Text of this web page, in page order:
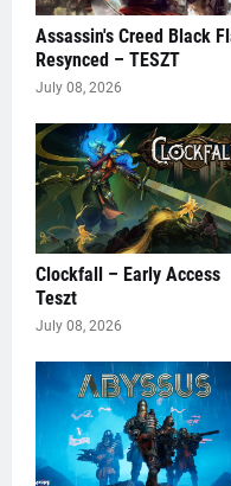
Assassin's Creed Black
Resynced – TESZT
July 08, 2026
Clockfall – Early Access
Teszt
July 08, 2026